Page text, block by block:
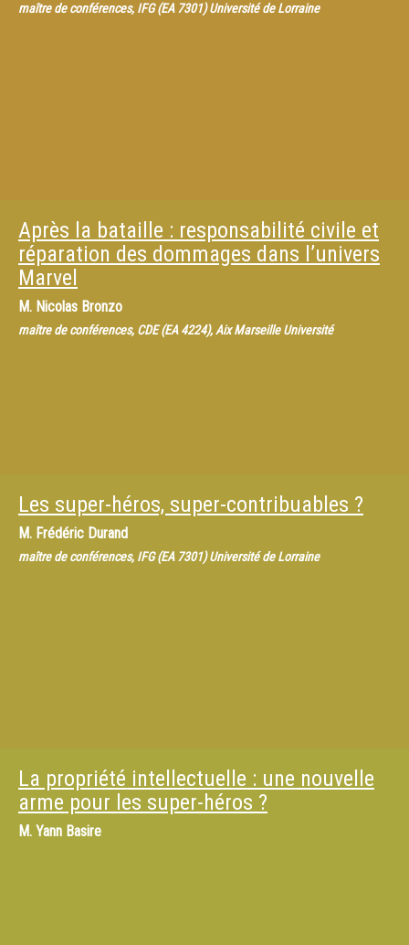
maître de conférences, IFG (EA 7301) Université de Lorraine
Après la bataille : responsabilité civile et
réparation des dommages dans l’univers
Marvel
M. Nicolas Bronzo
maître de conférences, CDE (EA 4224), Aix Marseille Université
Les super-héros, super-contribuables ?
M. Frédéric Durand
maître de conférences, IFG (EA 7301) Université de Lorraine
La propriété intellectuelle : une nouvelle
arme pour les super-héros ?
M. Yann Basire